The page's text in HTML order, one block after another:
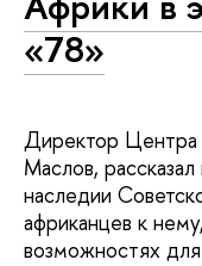
«78»
Директор Центра
Маслов,
наследии
африканцев к
возможностях